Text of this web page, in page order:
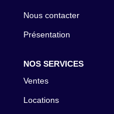
Nous contacter
Présentation
NOS SERVICES
Ventes
Locations